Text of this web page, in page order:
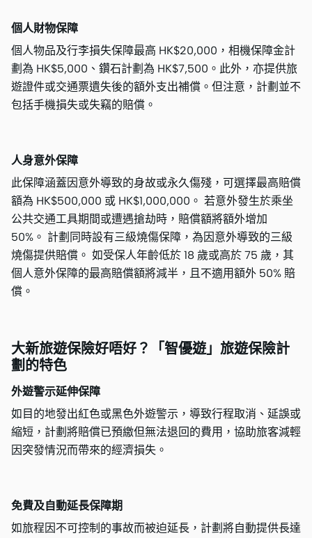
個人財物保障
個人物品及行李損失保障最高 HK$20,000，相機保障金計
劃為 HK$5,000、鑽石計劃為 HK$7,500。此外，亦提供旅
遊證件或交通票遺失後的額外支出補償。但注意，計劃並不
包括手機損失或失竊的賠償。
人身意外保障
此保障涵蓋因意外導致的身故或永久傷殘，可選擇最高賠償
額為 HK$500,000 或 HK$1,000,000。 若意外發生於乘坐
公共交通工具期間或遭遇搶劫時，賠償額將額外增加
50%。 計劃同時設有三級燒傷保障，為因意外導致的三級
燒傷提供賠償。 如受保人年齡低於 18 歲或高於 75 歲，其
個人意外保障的最高賠償額將減半，且不適用額外 50% 賠
償。
大新旅遊保險好唔好？「智優遊」旅遊保險計
劃的特色
外遊警示延伸保障
如目的地發出紅色或黑色外遊警示，導致行程取消、延誤或
縮短，計劃將賠償已預繳但無法退回的費用，協助旅客減輕
因突發情況而帶來的經濟損失。
免費及自動延長保障期
如旅程因不可控制的事故而被迫延長，計劃將自動提供長達